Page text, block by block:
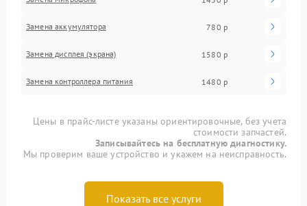
Замена аккумулятора 780 р
Замена дисплея (экрана) 1580 р
Замена контроллера питания 1480 р
Цены в прайс-листе указаны ориентировочные, без учета
стоимости запчастей.
Записывайтесь на бесплатную диагностику.
Мы проверим ваше устройство и укажем на неисправность.
Показать все услуги